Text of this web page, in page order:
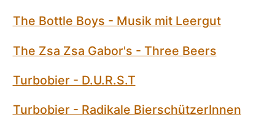
The Bottle Boys - Musik mit Leergut
The Zsa Zsa Gabor's - Three Beers
Turbobier - D.U.R.S.T
Turbobier - Radikale BierschützerInnen